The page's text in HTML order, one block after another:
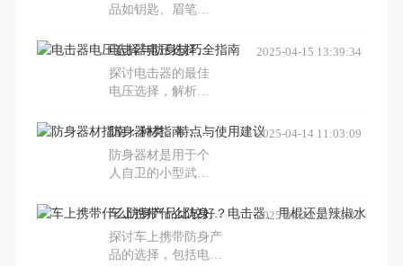
身电击棒的特点、
议，帮助女性在遇
自卫。
品如钥匙、眉笔、
的自卫工具，帮助
女性在紧急情况下
保护自己。
电击器电压选择与防身技巧全指南
探讨电击器的最佳
电压选择，解析电
御方法，深入了解
电击棍的工作原
理，为防身安全提
供全面指导。
2025-04-15 13:39:34
防身器材指南：种类、特点与使用建议
防身器材是用于个
人自卫的小型武
地使攻击者暂时失
去行动能力。本文
介绍了防身器材的
种类、特点及如何
2025-04-14 11:03:09
车上携带什么防身产品比较好？电击器、甩棍还是辣椒水喷雾
探讨车上携带防身产
品的选择，包括电击
2025-04-13 21:12:32